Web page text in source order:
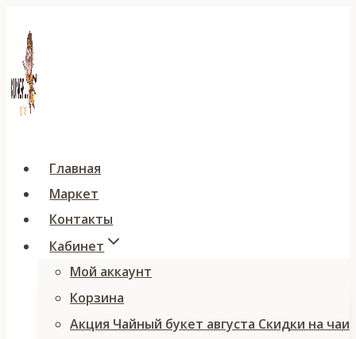
содержимому
Главная
Маркет
Контакты
Кабинет
Мой аккаунт
Корзина
Акция Чайный букет августа Скидки на чаи